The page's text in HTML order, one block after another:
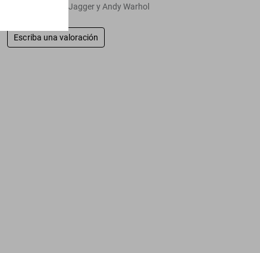
Shrimpton, Mick Jagger y Andy Warhol
Escriba una valoración